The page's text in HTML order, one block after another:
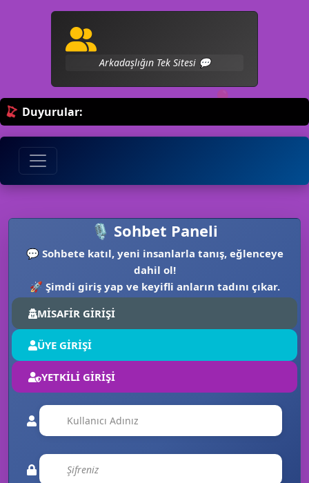
🎈
🎉
Arkadaşlığın Tek Sitesi 💬
Duyurular:
🎙️ Sohbet Paneli
💬 Sohbete katıl, yeni insanlarla tanış, eğlenceye
dahil ol!
🚀 Şimdi giriş yap ve keyifli anların tadını çıkar.
MİSAFİR GİRİŞİ
ÜYE GİRİŞİ
YETKİLİ GİRİŞİ